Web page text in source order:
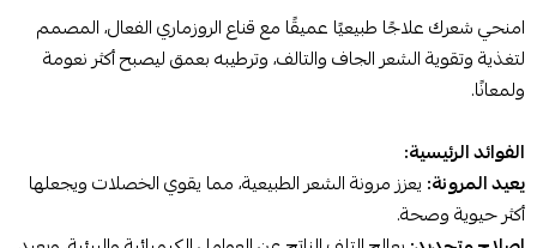
امنحي شعرك علاجًا طبيعيًا عميقًا مع قناع الروزماري الفعال، المصمم
لتغذية وتقوية الشعر الجاف والتالف، وترطيبه بعمق ليصبح أكثر نعومة
ولمعانًا.
الفوائد الرئيسية:
يعيد المرونة: يعزز مرونة الشعر الطبيعية، مما يقوي الخصلات ويجعلها
أكثر حيوية وصحة.